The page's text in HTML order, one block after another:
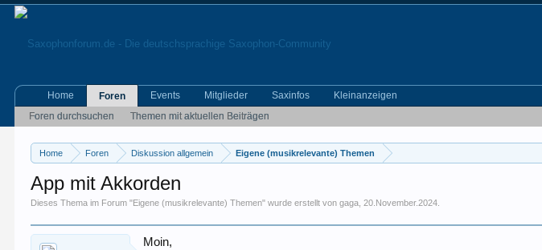
Home Foren Diskussion allgemein Eigene (musikrelevante) Themen
App mit Akkorden
Dieses Thema im Forum "Eigene (musikrelevante) Themen" wurde erstellt vongaga ,20.November.2024
Moin,
Home
Foren
Foren durchsuchen
Themen mit aktuellen Beiträgen
Events Mitglieder Saxinfos Kleinanzeigen